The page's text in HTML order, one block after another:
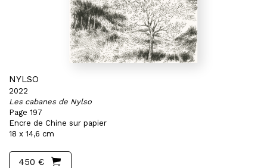
NYLSO
2022
Les cabanes de Nylso
Page 197
Encre de Chine sur papier
18 x 14,6 cm
450 €